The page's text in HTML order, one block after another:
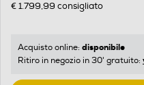
€ 1.799,99 consigliato
Acquisto online: disponibile
Ritiro in negozio in 30' gratuito: